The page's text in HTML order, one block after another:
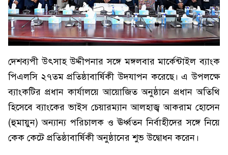
দেশব্যপী উৎসাহ উদ্দীপনার সঙ্গে মঙ্গলবার মার্কেন্টাইল ব্যাংক
পিএলসি ২৭তম প্রতিষ্ঠাবার্ষিকী উদযাপন করেছে। এ উপলক্ষে
ব্যাংকটির প্রধান কার্যালয়ে আয়োজিত অনুষ্ঠানে প্রধান অতিথি
হিসেবে ব্যাংকের ভাইস চেয়ারম্যান আলহাজ্ব আকরাম হোসেন
(হুমায়ুন) অন্যান্য পরিচালক ও ঊর্ধ্বতন নির্বাহীদের সঙ্গে নিয়ে
কেক কেটে প্রতিষ্ঠাবার্ষিকী অনুষ্ঠানের শুভ উদ্বোধন করেন।